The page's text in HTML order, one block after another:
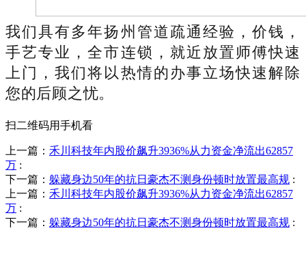
我们具有多年扬州管道疏通经验，价钱，
手艺专业，全市连锁，就近放置师傅快速
上门，我们将以热情的办事立场快速解除
您的后顾之忧。
扫二维码用手机看
上一篇： 禾川科技年内股价飙升3936%从力资金净流出62857
万 :
下一篇： 躲藏身边50年的抗日豪杰不测身份顿时放置最高规 :
上一篇： 禾川科技年内股价飙升3936%从力资金净流出62857
万 :
下一篇： 躲藏身边50年的抗日豪杰不测身份顿时放置最高规 :